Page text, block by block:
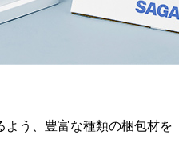
よう、豊富な種類の梱包材を